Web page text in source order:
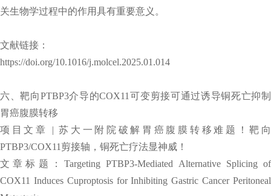
关生物学过程中的作用具有重要意义。
文献链接：
https://doi.org/10.1016/j.molcel.2025.01.014
六、靶向PTBP3介导的COX11可变剪接可通过诱导铜死亡抑制
胃癌腹膜转移
项目文章 | 苏大一附院破解胃癌腹膜转移难题！靶向
PTBP3/COX11剪接轴，铜死亡疗法显神威！
文章标题：Targeting PTBP3-Mediated Alternative Splicing of
COX11 Induces Cuproptosis for Inhibiting Gastric Cancer Peritoneal